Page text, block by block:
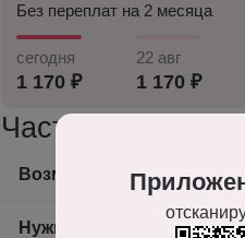
Без переплат на 2 месяца
сегодня
1 170 ₽
22 авг
1 170 ₽
Часто
Возможно ли получить
Нужно ли доплачивать за